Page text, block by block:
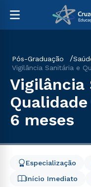
Pós-Graduação
Vigilância Sanitária e
Vigilância
6 meses
Início Imediato
Especialização